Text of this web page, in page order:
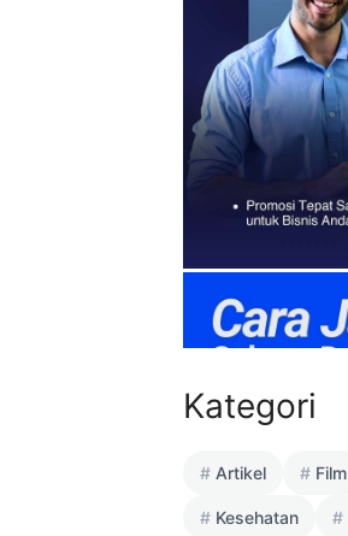
Kategori
Artikel Film
Kesehatan